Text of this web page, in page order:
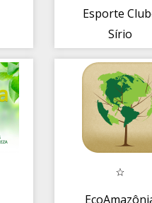
Esporte
Sírio